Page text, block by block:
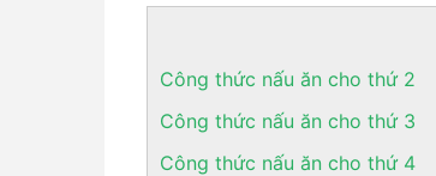
Công thức nấu ăn cho thứ 2
Công thức nấu ăn cho thứ 3
Công thức nấu ăn cho thứ 4